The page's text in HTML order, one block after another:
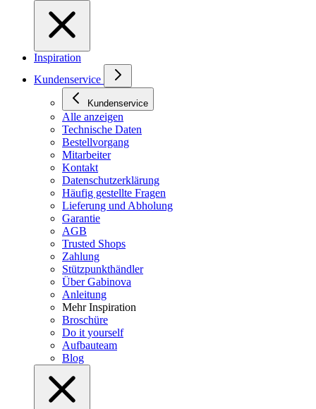
Inspiration
Kundenservice
Kundenservice
Alle anzeigen
Technische Daten
Bestellvorgang
Mitarbeiter
Kontakt
Datenschutzerklärung
Häufig gestellte Fragen
Lieferung und Abholung
Garantie
AGB
Trusted Shops
Zahlung
Stützpunkthändler
Über Gabinova
Anleitung
Mehr Inspiration
Broschüre
Do it yourself
Aufbauteam
Blog